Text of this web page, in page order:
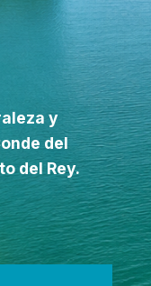
y
del
del Rey.